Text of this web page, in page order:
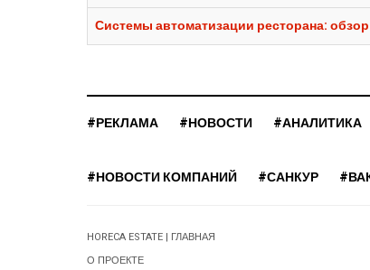
Системы автоматизации ресторана:
#РЕКЛАМА #НОВОСТИ #АНАЛИТИКА
#НОВОСТИ КОМПАНИЙ #САНКУР
HORECA ESTATE | ГЛАВНАЯ
О ПРОЕКТЕ